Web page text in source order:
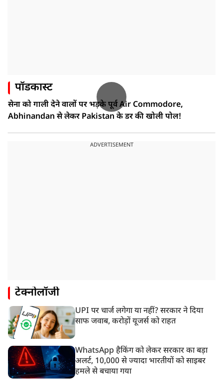
पॉडकास्ट
सेना को गाली देने वालों पर भड़के पूर्व Air Commodore,
Abhinandan से लेकर Pakistan के डर की खोली पोल!
ADVERTISEMENT
टेक्नोलॉजी
UPI पर चार्ज लगेगा या नहीं? सरकार ने दिया
साफ जवाब, करोड़ों यूजर्स को राहत
WhatsApp हैकिंग को लेकर सरकार का बड़ा
अलर्ट, 10,000 से ज्यादा भारतीयों को साइबर
हमले से बचाया गया